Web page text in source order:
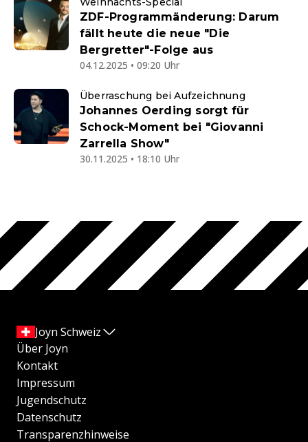
ZDF-Programmänderung: Darum
fällt heute die neue "Die
Bergretter"-Folge aus
04.12.2025 • 09:20 Uhr
Überraschung bei Aufzeichnung
Johannes Oerding sorgt für
Schock-Moment bei "Giovanni
Zarrella Show"
30.11.2025 • 18:10 Uhr
Joyn Schweiz
Über Joyn
Kontakt
Impressum
Jugendschutz
Datenschutz
Transparenzhinweise